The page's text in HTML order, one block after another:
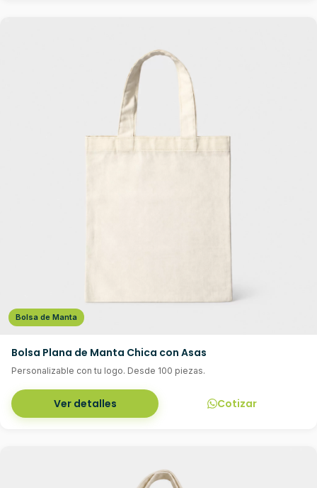
Bolsa de Manta
Bolsa Plana de Manta Chica con Asas
Personalizable con tu logo. Desde 100 piezas.
Ver detalles Cotizar